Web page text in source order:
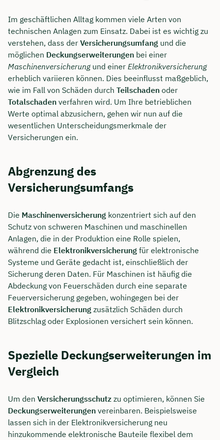
Im geschäftlichen Alltag kommen viele Arten von
technischen Anlagen zum Einsatz. Dabei ist es wichtig zu
verstehen, dass der Versicherungsumfang und die
möglichen Deckungserweiterungen bei einer
Maschinenversicherungund einer Elektronikversicherung
erheblich variieren können. Dies beeinflusst maßgeblich,
wie im Fall von Schäden durch Teilschaden oder
Totalschaden verfahren wird. Um Ihre betrieblichen
Werte optimal abzusichern, gehen wir nun auf die
wesentlichen Unterscheidungsmerkmale der
Versicherungen ein.
Abgrenzung des
Versicherungsumfangs
Die Maschinenversicherung konzentriert sich auf den
Schutz von schweren Maschinen und maschinellen
Anlagen, die in der Produktion eine Rolle spielen,
während die Elektronikversicherung für elektronische
Systeme und Geräte gedacht ist, einschließlich der
Sicherung deren Daten. Für Maschinen ist häufig die
Abdeckung von Feuerschäden durch eine separate
Feuerversicherung gegeben, wohingegen bei der
Elektronikversicherung zusätzlich Schäden durch
Blitzschlag oder Explosionen versichert sein können.
Spezielle Deckungserweiterungen im
Vergleich
Um den Versicherungsschutz zu optimieren, können Sie
Deckungserweiterungen vereinbaren. Beispielsweise
lassen sich in der Elektronikversicherung neu
hinzukommende elektronische Bauteile flexibel dem